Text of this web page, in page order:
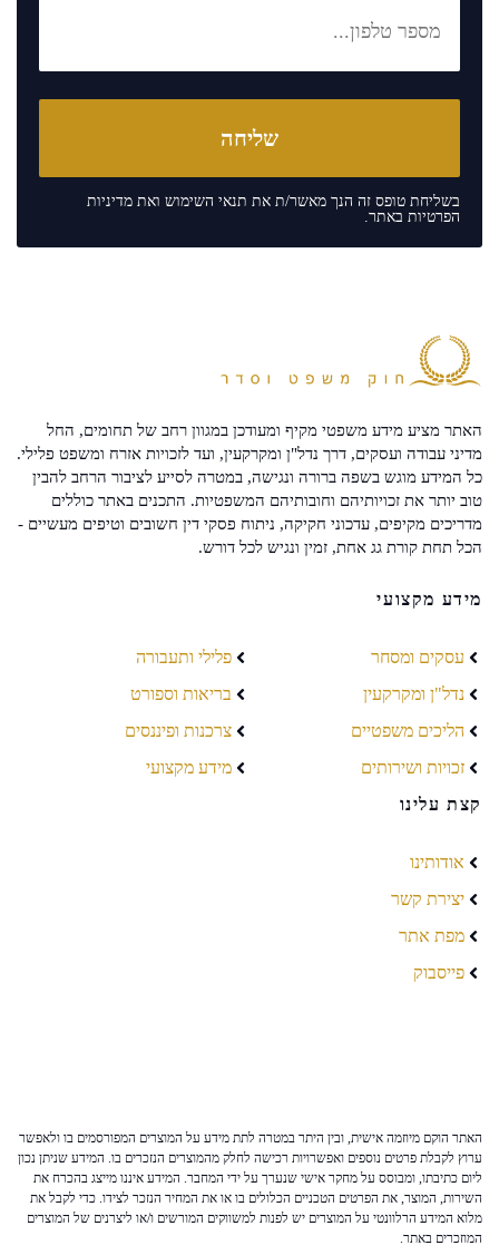
בשליחת טופס זה הנך מאשר/ת את תנאי השימוש ואת מדיניות
הפרטיות באתר.
האתר מציע מידע משפטי מקיף ומעודכן במגוון רחב של תחומים, החל
מדיני עבודה ועסקים, דרך נדל"ן ומקרקעין, ועד לזכויות אזרח ומשפט פלילי.
כל המידע מוגש בשפה ברורה ונגישה, במטרה לסייע לציבור הרחב להבין
טוב יותר את זכויותיהם וחובותיהם המשפטיות. התכנים באתר כוללים
מדריכים מקיפים, עדכוני חקיקה, ניתוח פסקי דין חשובים וטיפים מעשיים -
הכל תחת קורת גג אחת, זמין ונגיש לכל דורש.
מידע מקצועי
עסקים ומסחר
נדל"ן ומקרקעין
הליכים משפטיים
זכויות ושירותים
פלילי ותעבורה
בריאות וספורט
צרכנות ופיננסים
מידע מקצועי
קצת עלינו
אודותינו
יצירת קשר
מפת אתר
פייסבוק
האתר הוקם מיוזמה אישית, ובין היתר במטרה לתת מידע על המוצרים המפורסמים בו ולאפשר
ערוץ לקבלת פרטים נוספים ואפשרויות רכישה לחלק מהמוצרים הנזכרים בו. המידע שניתן נכון
ליום כתיבתו, ומבוסס על מחקר אישי שנערך על ידי המחבר. המידע איננו מייצג בהכרח את
השירות, המוצר, את הפרטים הטכניים הכלולים בו או את המחיר הנזכר לצידו. כדי לקבל את
מלוא המידע הרלוונטי על המוצרים יש לפנות למשווקים המורשים ו/או ליצרנים של המוצרים
המוזכרים באתר.